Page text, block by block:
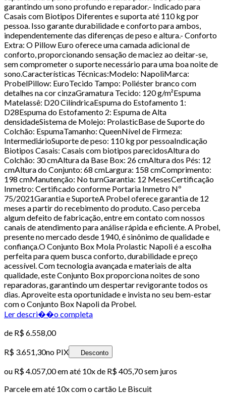
garantindo um sono profundo e reparador.- Indicado para
Casais com Biotipos Diferentes e suporta até 110 kg por
pessoa. Isso garante durabilidade e conforto para ambos,
independentemente das diferenças de peso e altura.- Conforto
Extra: O Pillow Euro oferece uma camada adicional de
conforto, proporcionando sensação de maciez ao deitar-se,
sem comprometer o suporte necessário para uma boa noite de
sono.Características Técnicas:Modelo: NapoliMarca:
ProbelPillow: EuroTecido Tampo: Poliéster branco com
detalhes na cor cinzaGramatura Tecido: 120 g/m²Espuma
Matelassê: D20 CilíndricaEspuma do Estofamento 1:
D28Espuma do Estofamento 2: Espuma de Alta
densidadeSistema de Molejo: ProlasticBase de Suporte do
Colchão: EspumaTamanho: QueenNível de Firmeza:
IntermediárioSuporte de peso: 110 kg por pessoaIndicação
Biotipos Casais: Casais com biotipos parecidosAltura do
Colchão: 30 cmAltura da Base Box: 26 cmAltura dos Pés: 12
cmAltura do Conjunto: 68 cmLargura: 158 cmComprimento:
198 cmManutenção: No turnGarantia: 12 MesesCertificação
Inmetro: Certificado conforme Portaria Inmetro Nº
75/2021Garantia e SuporteA Probel oferece garantia de 12
meses a partir do recebimento do produto. Caso perceba
algum defeito de fabricação, entre em contato com nossos
canais de atendimento para análise rápida e eficiente. A Probel,
presente no mercado desde 1940, é sinônimo de qualidade e
confiança.O Conjunto Box Mola Prolastic Napoli é a escolha
perfeita para quem busca conforto, durabilidade e preço
acessível. Com tecnologia avançada e materiais de alta
qualidade, este Conjunto Box proporciona noites de sono
reparadoras, garantindo um despertar revigorante todos os
dias. Aproveite esta oportunidade e invista no seu bem-estar
com o Conjunto Box Napoli da Probel.
Ler descri��o completa
de R$ 6.558,00
R$ 3.651,30no PIX Desconto
ou R$ 4.057,00em até 10x de R$ 405,70 sem juros
Parcele em até 10x com o cartão Le Biscuit